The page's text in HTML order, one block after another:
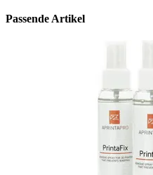
Passende Artikel